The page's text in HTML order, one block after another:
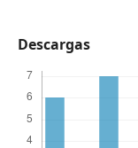
Descargas